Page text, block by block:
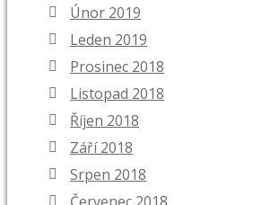
Únor 2019
Leden 2019
Prosinec 2018
Listopad 2018
Říjen 2018
Září 2018
Srpen 2018